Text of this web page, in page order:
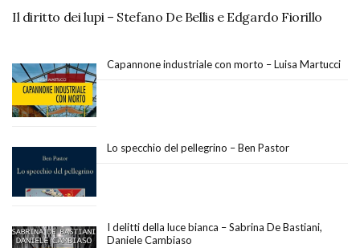
Il diritto dei lupi – Stefano De Bellis e Edgardo Fiorillo
Capannone industriale con morto – Luisa Martucci
Lo specchio del pellegrino – Ben Pastor
I delitti della luce bianca – Sabrina De Bastiani,
Daniele Cambiaso